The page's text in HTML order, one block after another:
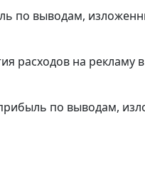
по выводам,
расходов на рекламу
по выводам,